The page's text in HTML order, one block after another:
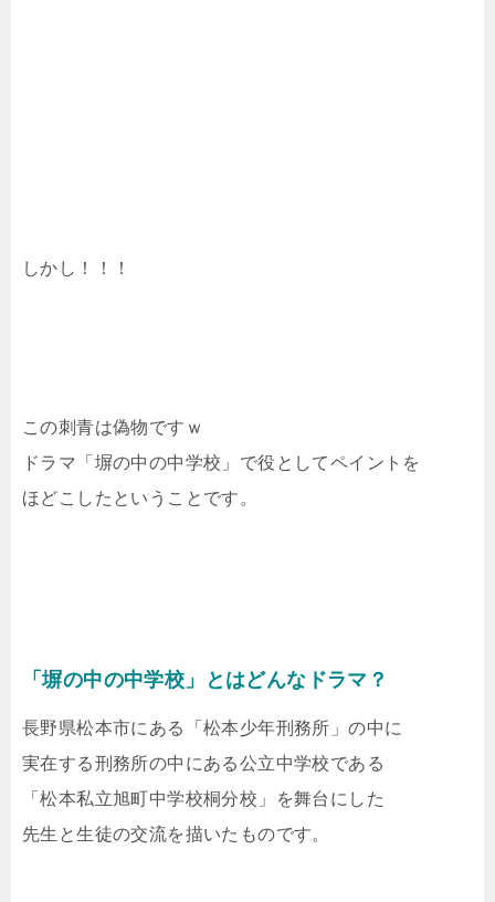
しかし！！！
この刺青は偽物ですｗ
ドラマ「塀の中の中学校」で役としてペイントを
ほどこしたということです。
「塀の中の中学校」とはどんなドラマ？
長野県松本市にある「松本少年刑務所」の中に
実在する刑務所の中にある公立中学校である
「松本私立旭町中学校桐分校」を舞台にした
先生と生徒の交流を描いたものです。